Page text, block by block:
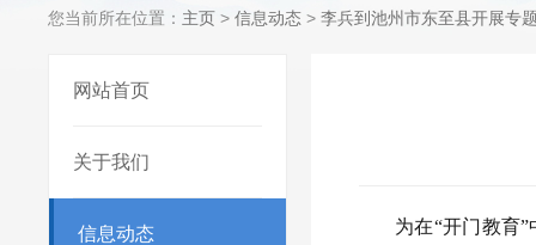
您当前所在位置： 主页 > 信息动态 > 李兵到池州市东至县开展专
网站首页
关于我们
信息动态 为在“开门教育